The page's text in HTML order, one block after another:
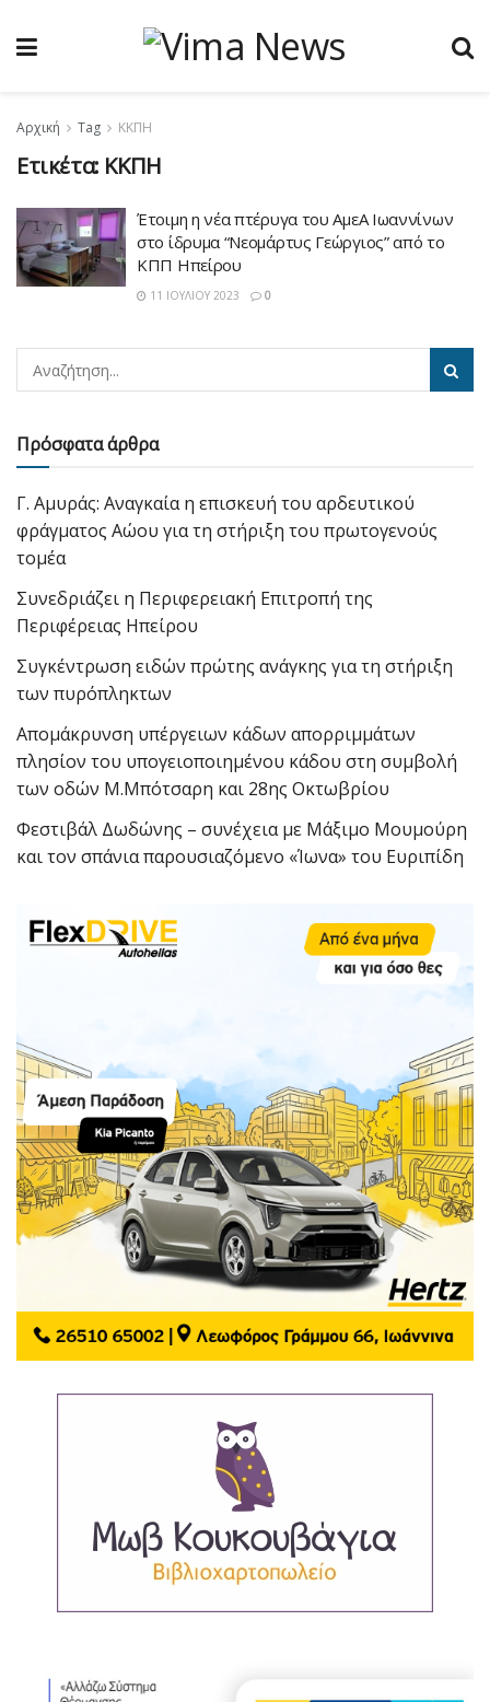
Αρχική Tag ΚΚΠΗ
Ετικέτα: ΚΚΠΗ
Έτοιμη η νέα πτέρυγα του ΑμεΑ Ιωαννίνων
στο ίδρυμα “Νεομάρτυς Γεώργιος” από το
ΚΠΠ Ηπείρου
11 ΙΟΥΛΊΟΥ 2023 0
Πρόσφατα άρθρα
Γ. Αμυράς: Αναγκαία η επισκευή του αρδευτικού
φράγματος Αώου για τη στήριξη του πρωτογενούς
τομέα
Συνεδριάζει η Περιφερειακή Επιτροπή της
Περιφέρειας Ηπείρου
Συγκέντρωση ειδών πρώτης ανάγκης για τη στήριξη
των πυρόπληκτων
Απομάκρυνση υπέργειων κάδων απορριμμάτων
πλησίον του υπογειοποιημένου κάδου στη συμβολή
των οδών Μ.Μπότσαρη και 28ης Οκτωβρίου
Φεστιβάλ Δωδώνης – συνέχεια με Μάξιμο Μουμούρη
και τον σπάνια παρουσιαζόμενο «Ίωνα» του Ευριπίδη